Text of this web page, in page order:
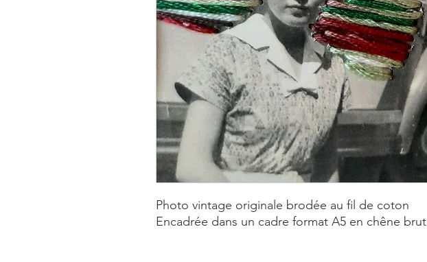
Photo vintage originale brodée au fil de coton
Encadrée dans un cadre format A5 en chêne brut